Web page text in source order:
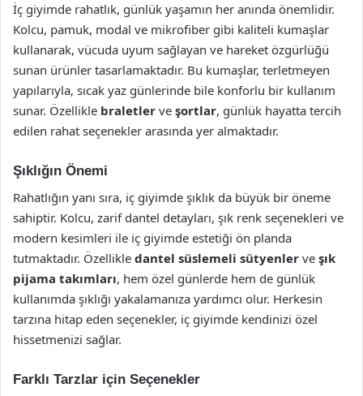
İç giyimde rahatlık, günlük yaşamın her anında önemlidir.
Kolcu, pamuk, modal ve mikrofiber gibi kaliteli kumaşlar
kullanarak, vücuda uyum sağlayan ve hareket özgürlüğü
sunan ürünler tasarlamaktadır. Bu kumaşlar, terletmeyen
yapılarıyla, sıcak yaz günlerinde bile konforlu bir kullanım
sunar. Özellikle braletler ve şortlar, günlük hayatta tercih
edilen rahat seçenekler arasında yer almaktadır.
Şıklığın Önemi
Rahatlığın yanı sıra, iç giyimde şıklık da büyük bir öneme
sahiptir. Kolcu, zarif dantel detayları, şık renk seçenekleri ve
modern kesimleri ile iç giyimde estetiği ön planda
tutmaktadır. Özellikle dantel süslemeli sütyenler ve şık
pijama takımları, hem özel günlerde hem de günlük
kullanımda şıklığı yakalamanıza yardımcı olur. Herkesin
tarzına hitap eden seçenekler, iç giyimde kendinizi özel
hissetmenizi sağlar.
Farklı Tarzlar için Seçenekler